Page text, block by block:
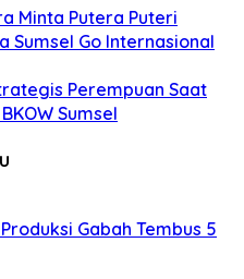
Minta Putera Puteri
Sumsel Go Internasional
Perempuan Saat
Sumsel
Gabah Tembus 5